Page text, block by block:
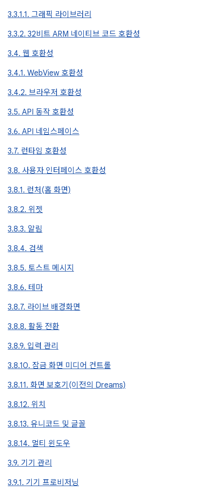
3.3.1.1. 그래픽 라이브러리
3.3.2. 32비트 ARM 네이티브 코드 호환성
3.4. 웹 호환성
3.4.1. WebView 호환성
3.4.2. 브라우저 호환성
3.5. API 동작 호환성
3.6. API 네임스페이스
3.7. 런타임 호환성
3.8. 사용자 인터페이스 호환성
3.8.1. 런처(홈 화면)
3.8.2. 위젯
3.8.3. 알림
3.8.4. 검색
3.8.5. 토스트 메시지
3.8.6. 테마
3.8.7. 라이브 배경화면
3.8.8. 활동 전환
3.8.9. 입력 관리
3.8.10. 잠금 화면 미디어 컨트롤
3.8.11. 화면 보호기(이전의 Dreams)
3.8.12. 위치
3.8.13. 유니코드 및 글꼴
3.8.14. 멀티 윈도우
3.9. 기기 관리
3.9.1. 기기 프로비저닝